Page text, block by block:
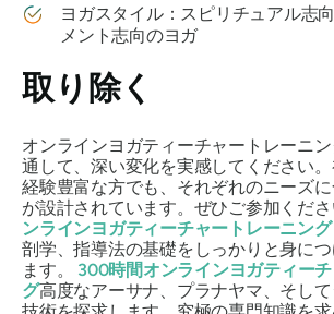
ヨガスタイル：スピリチュアル志
メント志向のヨガ
取り除く
オンラインヨガティーチャートレーニ
通して、深い変化を実感してください
経験豊富な方でも、それぞれのニーズ
が設計されています。ぜひご参加くださ
ンラインヨガティーチャートレーニング
剖学、指導法の基礎をしっかりと身に
ます。 300時間オンラインヨガティー
グ高度なアーサナ、プラナヤマ、そし